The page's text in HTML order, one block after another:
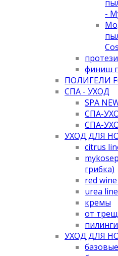
-
финиш
ПОЛИГЕЛИ
СПА - УХОД
SPA
СПА-
СПА-
УХОД ДЛЯ
citrus
грибка)
red
urea
кремы
от
УХОД ДЛЯ